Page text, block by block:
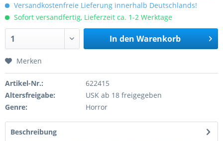
Versandkostenfreie Lieferung innerhalb Deutschlands!
Sofort versandfertig, Lieferzeit ca. 1-2 Werktage
In den Warenkorb
Merken
Artikel-Nr.:
622415
Altersfreigabe:
USK ab 18 freigegeben
Genre:
Horror
Beschreibung